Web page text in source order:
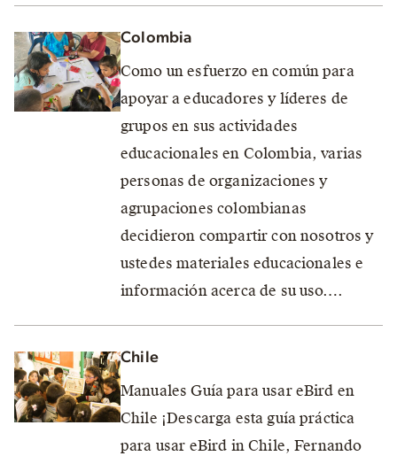
Colombia
Como un esfuerzo en común para
apoyar a educadores y líderes de
grupos en sus actividades
educacionales en Colombia, varias
personas de organizaciones y
agrupaciones colombianas
decidieron compartir con nosotros y
ustedes materiales educacionales e
información acerca de su uso….
Chile
Manuales Guía para usar eBird en
Chile ¡Descarga esta guía práctica
para usar eBird in Chile, Fernando